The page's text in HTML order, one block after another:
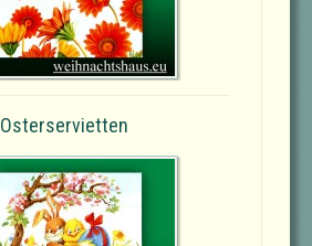
Osterservietten